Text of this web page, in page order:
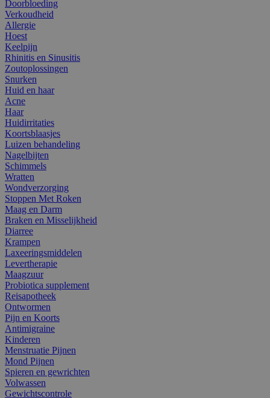
Doorbloeding
Verkoudheid
Allergie
Hoest
Keelpijn
Rhinitis en Sinusitis
Zoutoplossingen
Snurken
Huid en haar
Acne
Haar
Huidirritaties
Koortsblaasjes
Luizen behandeling
Nagelbijten
Schimmels
Wratten
Wondverzorging
Stoppen Met Roken
Maag en Darm
Braken en Misselijkheid
Diarree
Krampen
Laxeeringsmiddelen
Levertherapie
Maagzuur
Probiotica supplement
Reisapotheek
Ontwormen
Pijn en Koorts
Antimigraine
Kinderen
Menstruatie Pijnen
Mond Pijnen
Spieren en gewrichten
Volwassen
Gewichtscontrole